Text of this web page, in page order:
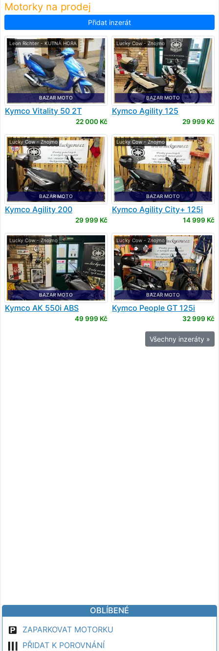
Motorky na prodej
Přidat inzerát
Leon Richter - KUTNÁ HORA
BAZAR MOTO
Kymco Vitality 50 2T
22 000 Kč
Lucky Cow - Znojmo
BAZAR MOTO
Kymco Agility 125
29 999 Kč
Lucky Cow - Znojmo
BAZAR MOTO
Kymco Agility 200
29 999 Kč
Lucky Cow - Znojmo
BAZAR MOTO
Kymco Agility City+ 125i
14 999 Kč
Lucky Cow - Znojmo
BAZAR MOTO
Kymco AK 550i ABS
49 999 Kč
Lucky Cow - Znojmo
BAZAR MOTO
Kymco People GT 125i
32 999 Kč
Všechny inzeráty »
OBLÍBENÉ
ZAPARKOVAT MOTORKU
PŘIDAT K POROVNÁNÍ